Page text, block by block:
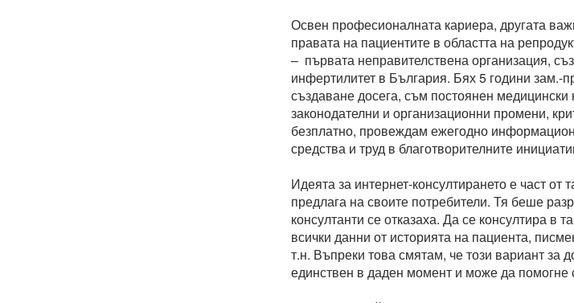
Освен професионалната кариера, другата
правата на пациентите в областта на
– първата неправителствена организация,
инфертилитет в България. Бях 5 години зам.-
създаване досега, съм постоянен
законодателни и организационни промени,
безплатно, провеждам ежегодно
средства и труд в благотворителните
Идеята за интернет-консултирането е част
предлага на своите потребители. Тя беше
консултанти се отказаха. Да се консултира в
всички данни от историята на пациента,
т.н. Въпреки това смятам, че този вариант за
единствен в даден момент и може да помогне